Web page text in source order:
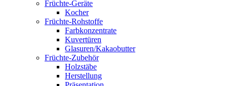
Früchte-Geräte
Kocher
Früchte-Rohstoffe
Farbkonzentrate
Kuvertüren
Glasuren/Kakaobutter
Früchte-Zubehör
Holzstäbe
Herstellung